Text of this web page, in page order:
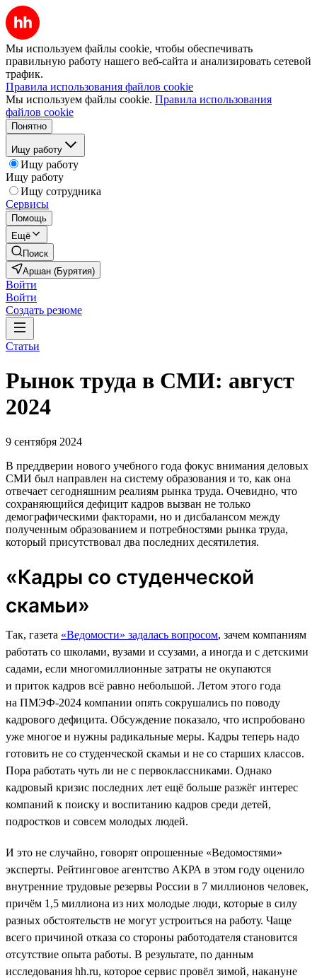
Мы используем файлы cookie, чтобы обеспечивать
правильную работу нашего веб-сайта и анализировать сетевой
трафик.
Правила использования файлов cookie
Мы используем файлы cookie. Правила использования
файлов cookie
Понятно
Ищу работу
Ищу работу
Ищу работу
Ищу сотрудника
Сервисы
Помощь
Ещё
Поиск
Аршан (Бурятия)
Войти
Войти
Создать резюме
Статьи
Рынок труда в СМИ: август
2024
9 сентября 2024
В преддверии нового учебного года фокус внимания деловых
СМИ был направлен на систему образования и то, как она
отвечает сегодняшним реалиям рынка труда. Очевидно, что
сохраняющийся дефицит кадров вызван не только
демографическими факторами, но и дисбалансом между
полученным образованием и потребностями рынка труда,
который присутствовал два последних десятилетия.
«Кадры со студенческой
скамьи»
Так, газета «Ведомости» задалась вопросом, зачем компаниям
работать со школами, вузами и ссузами, а иногда и с детскими
садами, если многомиллионные затраты не окупаются
и приток кадров всё равно небольшой. Летом этого года
на ПМЭФ-2024 компании опять сокрушались по поводу
кадрового дефицита. Обсуждение показало, что испробовано
уже многое и нужны радикальные меры. Кадры теперь надо
готовить не со студенческой скамьи и не со старших классов.
Пора работать чуть ли не с первоклассниками. Однако
кадровый кризис последних лет ещё больше разжёг интерес
компаний к поиску и воспитанию кадров среди детей,
подростков и совсем молодых людей.
И это не случайно, говорят опрошенные «Ведомостями»
эксперты. Рейтинговое агентство АКРА в этом году оценило
внутренние трудовые резервы России в 7 миллионов человек,
причём 1,5 миллиона из них молодые люди, которые в силу
разных обстоятельств не могут устроиться на работу. Чаще
всего причиной отказа со стороны работодателя становится
отсутствие опыта работы. В результате, по данным
исследования hh.ru, которое сервис провёл зимой, накануне